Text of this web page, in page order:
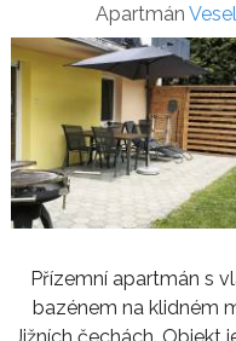
Apartmán
Přízemní apartmán s
bazénem na klidném